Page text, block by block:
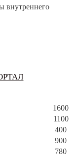
внутреннего
1600
1100
400
900
780